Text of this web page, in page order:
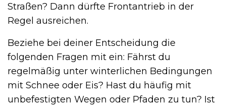
Straßen? Dann dürfte Frontantrieb in der
Regel ausreichen.
Beziehe bei deiner Entscheidung die
folgenden Fragen mit ein: Fährst du
regelmäßig unter winterlichen Bedingungen
mit Schnee oder Eis? Hast du häufig mit
unbefestigten Wegen oder Pfaden zu tun? Ist